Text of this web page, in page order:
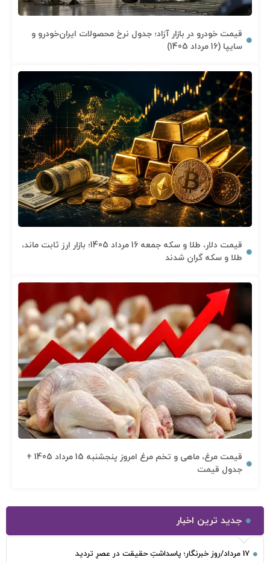
قیمت خودرو در بازار آزاد؛ جدول نرخ محصولات ایران‌خودرو و
سایپا (16 مرداد 1405)
قیمت دلار، طلا و سکه جمعه 16 مرداد 1405؛ بازار ارز ثابت ماند،
طلا و سکه گران شدند
قیمت مرغ، ماهی و تخم مرغ امروز پنجشنبه 15 مرداد 1405 +
جدول قیمت
جدید ترین اخبار
17 مرداد/روز خبرنگار؛ پاسداشتِ حقیقت در عصرِ تردید